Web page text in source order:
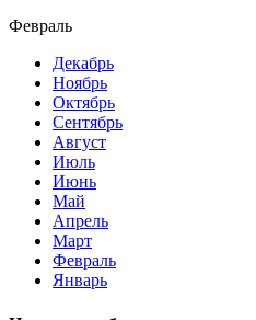
Февраль
Декабрь
Ноябрь
Октябрь
Сентябрь
Август
Июль
Июнь
Май
Апрель
Март
Февраль
Январь